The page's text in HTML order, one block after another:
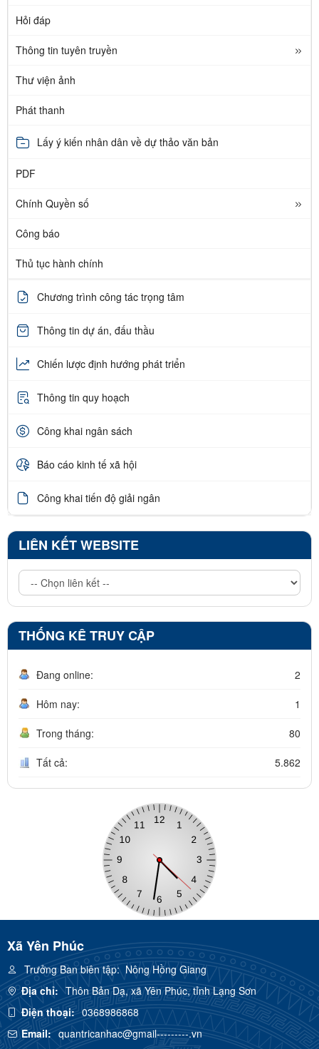
Hỏi đáp
Thông tin tuyên truyền
Thư viện ảnh
Phát thanh
Lấy ý kiến nhân dân về dự thảo văn bản
PDF
Chính Quyền số
Công báo
Thủ tục hành chính
Chương trình công tác trọng tâm
Thông tin dự án, đấu thầu
Chiến lược định hướng phát triển
Thông tin quy hoạch
Công khai ngân sách
Báo cáo kinh tế xã hội
Công khai tiến độ giải ngân
LIÊN KẾT WEBSITE
THỐNG KÊ TRUY CẬP
Đang online: 2
Hôm nay: 1
Trong tháng: 80
Tất cả: 5.862
Xã Yên Phúc
Trưởng Ban biên tập:Nông Hồng Giang
Địa chỉ: Thôn Bản Dạ, xã Yên Phúc, tỉnh Lạng Sơn
Điện thoại: 0368986868
Email: quantricanhac@gmail---------.vn